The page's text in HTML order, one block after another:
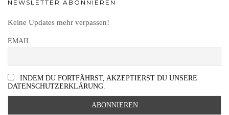
NEWSLETTER ABONNIEREN
Keine Updates mehr verpassen!
EMAIL
INDEM DU FORTFÄHRST, AKZEPTIERST DU UNSERE
DATENSCHUTZERKLÄRUNG.